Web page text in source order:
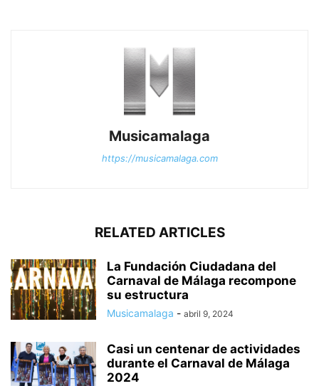
Musicamalaga
https://musicamalaga.com
RELATED ARTICLES
La Fundación Ciudadana del
Carnaval de Málaga recompone
su estructura
Musicamalaga - abril 9, 2024
Casi un centenar de actividades
durante el Carnaval de Málaga
2024